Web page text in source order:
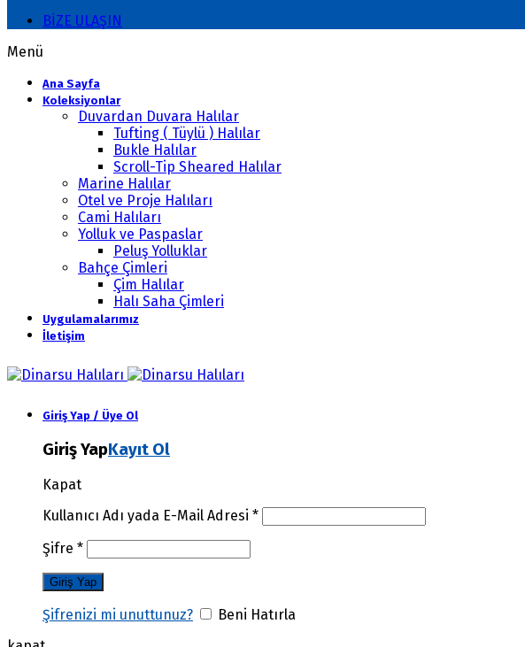
BİZE ULAŞIN
Menü
Ana Sayfa
Koleksiyonlar
Duvardan Duvara Halılar
Tufting ( Tüylü ) Halılar
Bukle Halılar
Scroll-Tip Sheared Halılar
Marine Halılar
Otel ve Proje Halıları
Cami Halıları
Yolluk ve Paspaslar
Peluş Yolluklar
Bahçe Çimleri
Çim Halılar
Halı Saha Çimleri
Uygulamalarımız
İletişim
Giriş Yap / Üye Ol
Giriş YapKayıt Ol
Kapat
Kullanıcı Adı yada E-Mail Adresi *
Şifre *
Şifrenizi mi unuttunuz?
Beni Hatırla